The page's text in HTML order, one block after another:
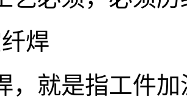
焊
，就是指工件